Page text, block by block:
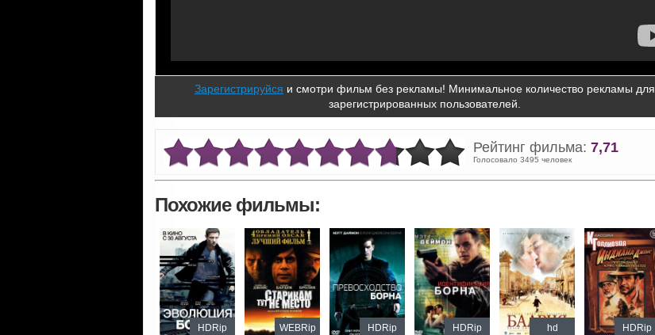
Зарегистрируйся и смотри фильм без рекламы! Минимальное количество рекламы для
зарегистрированных пользователей.
Рейтинг фильма: 7,71
Голосовало 3495 человек
Похожие фильмы:
HDRip
WEBRip
HDRip
HDRip
hd
HDRip